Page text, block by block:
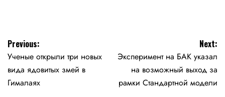
Навигация
по
записям
Previous:
Ученые открыли три новых
вида ядовитых змей в
Гималаях
Next:
Эксперимент на БАК указал
на возможный выход за
рамки Стандартной модели